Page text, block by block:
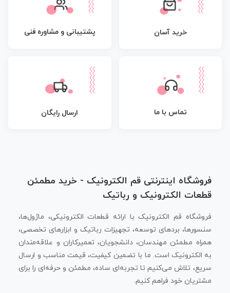
خرید آسان پشتیبانی و مشاوره فنی
تماس با ما ارسال رایگان
فروشگاه اینترنتی قم الکترونیک - خرید مطمئن
قطعات الکترونیک و رباتیک
فروشگاه قم الکترونیک با ارائه قطعات الکترونیکی، ماژول‌ها،
سنسورها، بردهای توسعه، تجهیزات رباتیک و ابزارهای تخصصی،
همراه مطمئن مهندسان، دانشجویان، تعمیرکاران و علاقه‌مندان
به الکترونیک است. ما با تضمین کیفیت، قیمت مناسب و ارسال
سریع، تلاش می‌کنیم تا تجربه‌ای ساده، مطمئن و حرفه‌ای را برای
مشتریان خود فراهم کنیم.